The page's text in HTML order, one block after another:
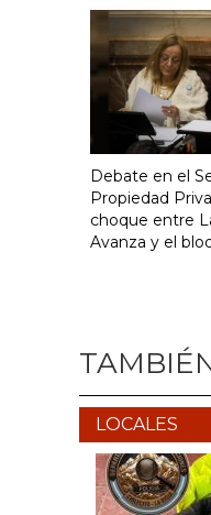
Debate en el
Propiedad
choque entre
Avanza y el
LOCALES